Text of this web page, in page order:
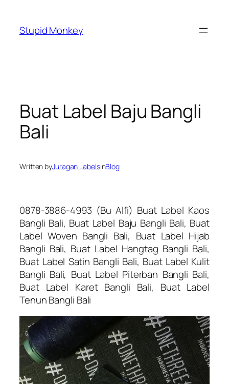
content
Stupid Monkey
Buat Label Baju Bangli
Bali
Written byJuragan LabelsinBlog
0878-3886-4993 (Bu Alfi) Buat Label Kaos
Bangli Bali, Buat Label Baju Bangli Bali, Buat
Label Woven Bangli Bali, Buat Label Hijab
Bangli Bali, Buat Label Hangtag Bangli Bali,
Buat Label Satin Bangli Bali, Buat Label Kulit
Bangli Bali, Buat Label Piterban Bangli Bali,
Buat Label Karet Bangli Bali, Buat Label
Tenun Bangli Bali